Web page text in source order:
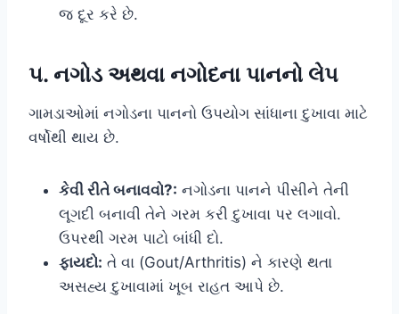
જ દૂર કરે છે.
૫. નગોડ અથવા નગોદના પાનનો લેપ
ગામડાઓમાં નગોડના પાનનો ઉપયોગ સાંધાના દુખાવા માટે
વર્ષોથી થાય છે.
કેવી રીતે બનાવવો?: નગોડના પાનને પીસીને તેની
લૂગદી બનાવી તેને ગરમ કરી દુખાવા પર લગાવો.
ઉપરથી ગરમ પાટો બાંધી દો.
ફાયદો: તે વા (Gout/Arthritis) ને કારણે થતા
અસહ્ય દુખાવામાં ખૂબ રાહત આપે છે.